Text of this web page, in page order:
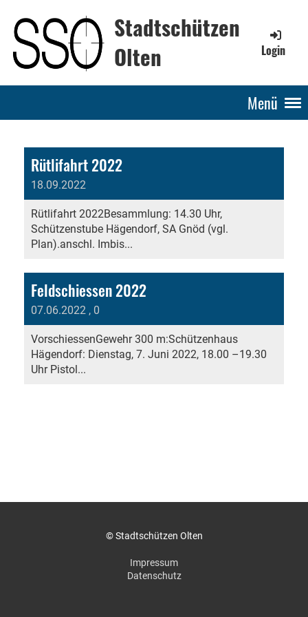
Stadtschützen
Olten
Login
Menü
Rütlifahrt 2022
18.09.2022
Rütlifahrt 2022Besammlung: 14.30 Uhr,
Schützenstube Hägendorf, SA Gnöd (vgl.
Plan).anschl. Imbis...
Feldschiessen 2022
07.06.2022 , 0
VorschiessenGewehr 300 m:Schützenhaus
Hägendorf: Dienstag, 7. Juni 2022, 18.00 –19.30
Uhr Pistol...
© Stadtschützen Olten
Impressum
Datenschutz